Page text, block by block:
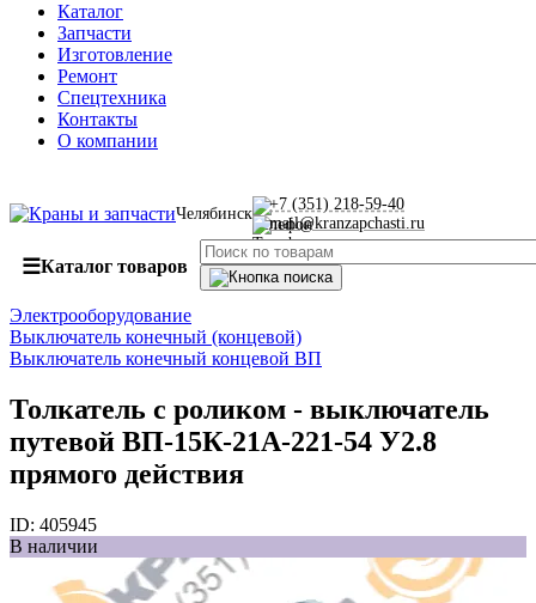
Каталог
Запчасти
Изготовление
Ремонт
Спецтехника
Контакты
О компании
Челябинск
+7 (351) 218-59-40
mail@kranzapchasti.ru
☰Каталог товаров
Электрооборудование
Выключатель конечный (концевой)
Выключатель конечный концевой ВП
Толкатель с роликом - выключатель
путевой ВП-15К-21А-221-54 У2.8
прямого действия
ID: 405945
В наличии